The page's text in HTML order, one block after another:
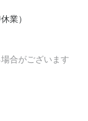
業）
合がございます